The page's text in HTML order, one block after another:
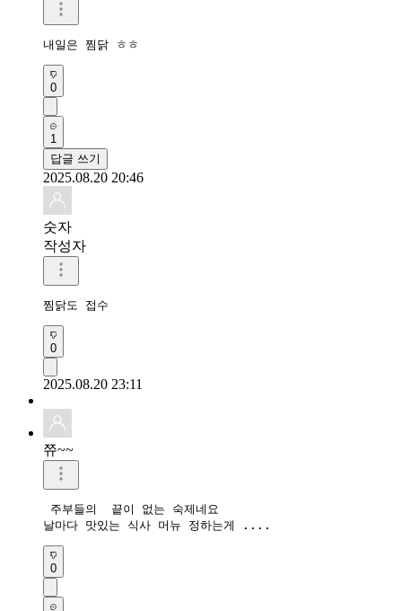
내일은 찜닭 ㅎㅎ
0
1
답글 쓰기
2025.08.20 20:46
숫자
작성자
찜닭도 접수
0
2025.08.20 23:11
쮸~~
주부들의  끝이 없는 숙제네요
날마다 맛있는 식사 머뉴 정하는게 ....
0